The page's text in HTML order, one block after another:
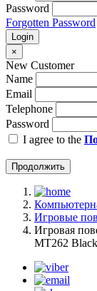
Password
Forgotten Password
Login
×
New Customer
Name
Email
Telephone
Password
I agree to the
Продолжить
Игровые
Игровая
MT262 Black